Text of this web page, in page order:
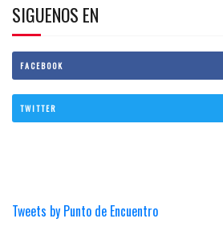
SIGUENOS EN
FACEBOOK
TWITTER
Tweets by Punto de Encuentro